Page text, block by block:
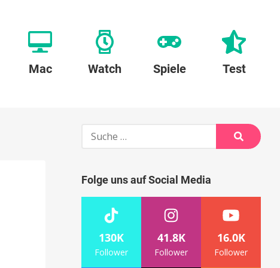
Mac Watch Spiele Test
Suche
Suche
Folge uns auf Social Media
130K
Follower
41.8K
Follower
16.0K
Follower